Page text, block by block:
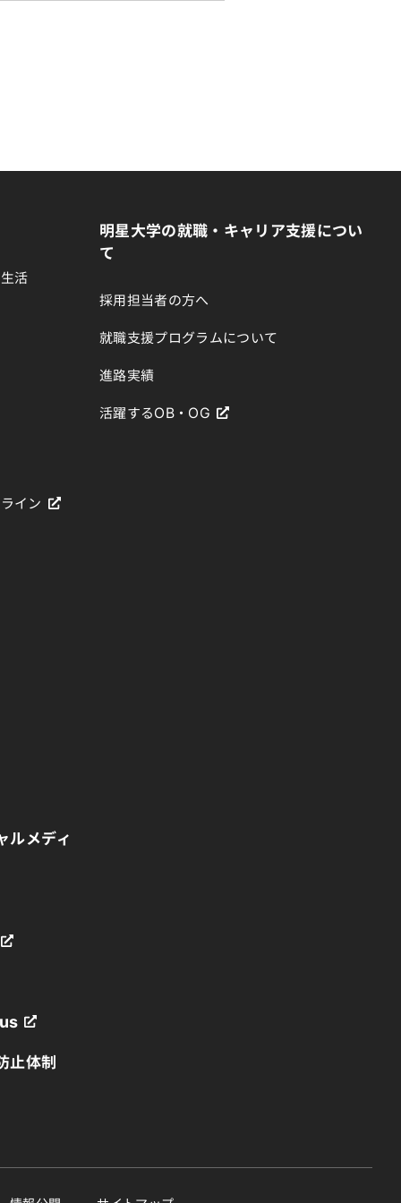
活
イン
明星大学の就職・キャリア支援につい
て
採用担当者の方へ
就職支援プログラムについて
進路実績
活躍するOB・OG
ルメディ
止体制